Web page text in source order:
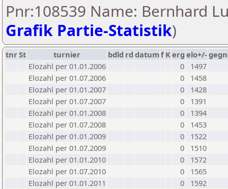
Pnr:108539 Name: Bernhard
Grafik Partie-Statistik)
tnrSt turnier bdld rd datumf Kerg elo+/-
Elozahl per 01.01.2006
0
1497
Elozahl per 01.07.2006
0
1458
Elozahl per 01.01.2007
0
1428
Elozahl per 01.07.2007
0
1391
Elozahl per 01.01.2008
0
1394
Elozahl per 01.07.2008
0
1453
Elozahl per 01.01.2009
0
1522
Elozahl per 01.07.2009
0
1510
Elozahl per 01.01.2010
0
1572
Elozahl per 01.07.2010
0
1565
Elozahl per 01.01.2011
0
1592